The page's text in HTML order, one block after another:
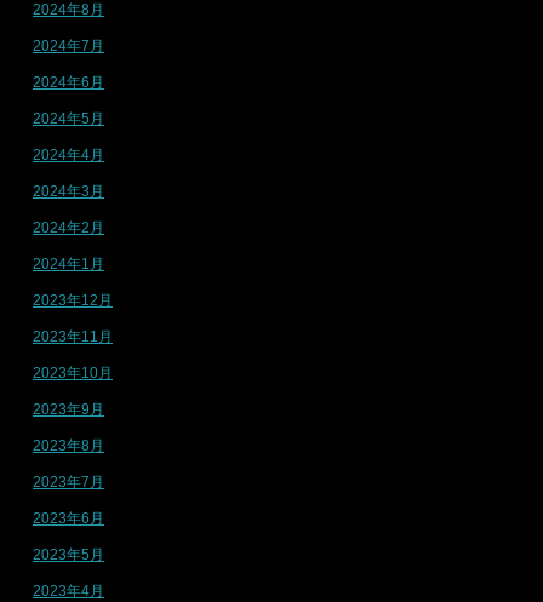
2024年8月
2024年7月
2024年6月
2024年5月
2024年4月
2024年3月
2024年2月
2024年1月
2023年12月
2023年11月
2023年10月
2023年9月
2023年8月
2023年7月
2023年6月
2023年5月
2023年4月